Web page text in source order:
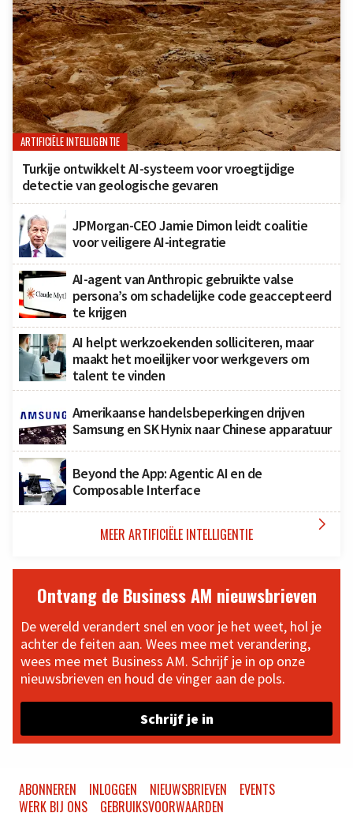
ARTIFICIËLE INTELLIGENTIE
Turkije ontwikkelt AI-systeem voor vroegtijdige
detectie van geologische gevaren
JPMorgan-CEO Jamie Dimon leidt coalitie
voor veiligere AI-integratie
AI-agent van Anthropic gebruikte valse
persona’s om schadelijke code geaccepteerd
te krijgen
AI helpt werkzoekenden solliciteren, maar
maakt het moeilijker voor werkgevers om
talent te vinden
Amerikaanse handelsbeperkingen drijven
Samsung en SK Hynix naar Chinese apparatuur
Beyond the App: Agentic AI en de
Composable Interface
MEER ARTIFICIËLE INTELLIGENTIE 
Ontvang de Business AM nieuwsbrieven
De wereld verandert snel en voor je het weet, hol je
achter de feiten aan. Wees mee met verandering,
wees mee met Business AM. Schrijf je in op onze
nieuwsbrieven en houd de vinger aan de pols.
Schrijf je in
ABONNEREN INLOGGEN NIEUWSBRIEVEN
EVENTS
WERK BIJ ONS
GEBRUIKSVOORWAARDEN